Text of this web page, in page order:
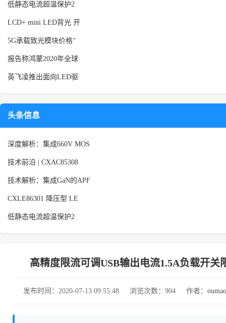
低静态电流超温保护2
LCD+ mini LED背光 开
5G承载致光模块价格“
报告称鸿蒙2020年全球
英飞凌推出面向LED驱
头条信息
深度解析：集成660V MOS
技术前沿 | CXAC85308
技术解析：集成GaN的APF
CXLE86301 降压型 LE
低静态电流超温保护2
高精度限流可调USB输出电流1.5A负载开
发布时间：2020-07-13 09:55:48 浏览次数：904 作者：